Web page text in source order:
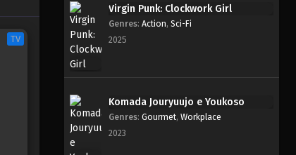
TV
Virgin Punk: Clockwork Girl
Genres: Action, Sci-Fi
2025
Komada Jouryuujo e Youkoso
Genres: Gourmet, Workplace
2023